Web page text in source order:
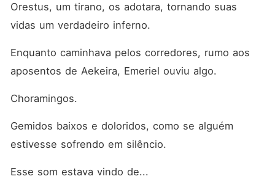
Orestus, um tirano, os adotara, tornando suas
vidas um verdadeiro inferno.
Enquanto caminhava pelos corredores, rumo aos
aposentos de Aekeira, Emeriel ouviu algo.
Choramingos.
Gemidos baixos e doloridos, como se alguém
estivesse sofrendo em silêncio.
Esse som estava vindo de...